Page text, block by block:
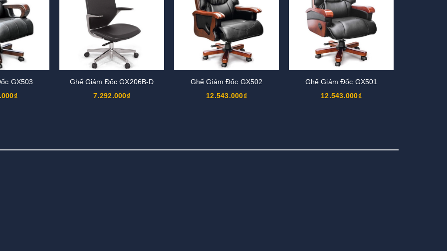
GX503
Ghế Giám Đốc GX206B-D
7.292.000₫
Ghế Giám Đốc GX502
12.543.000₫
Ghế Giám Đốc GX501
12.543.000₫